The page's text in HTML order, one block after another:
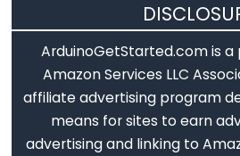
Mouse.release()
Time
ArduinoGetStarted.com is
Amazon Services LLC
affiliate advertising program
means for sites to earn
advertising and linking to